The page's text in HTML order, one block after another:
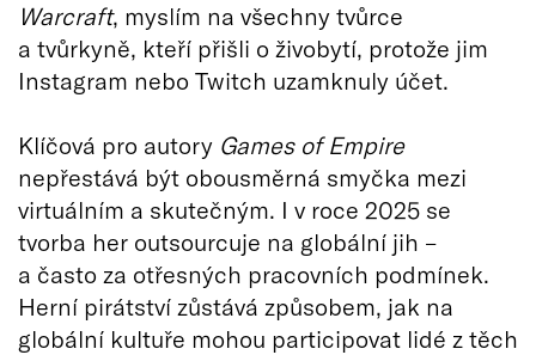
Warcraft, myslím na všechny tvůrce
a tvůrkyně, kteří přišli o živobytí, protože jim
Instagram nebo Twitch uzamknuly účet.
Klíčová pro autory Games of Empire
nepřestává být obousměrná smyčka mezi
virtuálním a skutečným. I v roce 2025 se
tvorba her outsourcuje na globální jih –
a často za otřesných pracovních podmínek.
Herní pirátství zůstává způsobem, jak na
globální kultuře mohou participovat lidé z těch